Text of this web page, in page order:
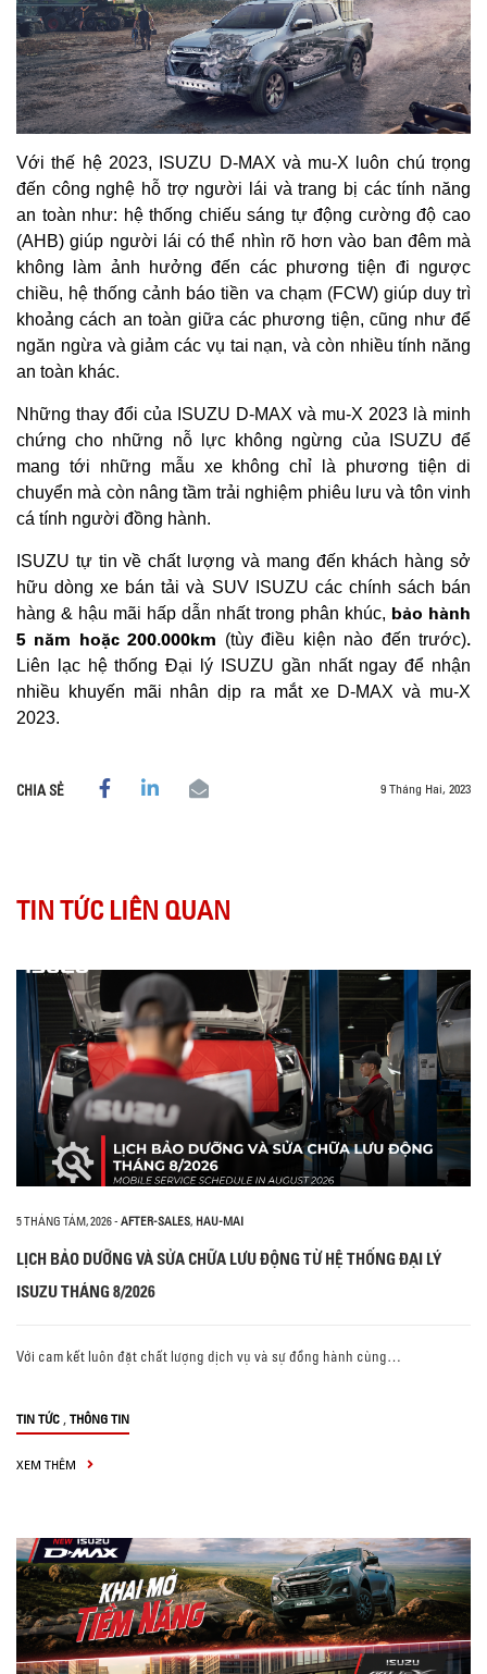
Với thế hệ 2023, ISUZU D-MAX và mu-X luôn chú trọng
đến công nghệ hỗ trợ người lái và trang bị các tính năng
an toàn như: hệ thống chiếu sáng tự động cường độ cao
(AHB) giúp người lái có thể nhìn rõ hơn vào ban đêm mà
không làm ảnh hưởng đến các phương tiện đi ngược
chiều, hệ thống cảnh báo tiền va chạm (FCW) giúp duy trì
khoảng cách an toàn giữa các phương tiện, cũng như để
ngăn ngừa và giảm các vụ tai nạn, và còn nhiều tính năng
an toàn khác.
Những thay đổi của ISUZU D-MAX và mu-X 2023 là minh
chứng cho những nỗ lực không ngừng của ISUZU để
mang tới những mẫu xe không chỉ là phương tiện di
chuyển mà còn nâng tầm trải nghiệm phiêu lưu và tôn vinh
cá tính người đồng hành.
ISUZU tự tin về chất lượng và mang đến khách hàng sở
hữu dòng xe bán tải và SUV ISUZU các chính sách bán
hàng & hậu mãi hấp dẫn nhất trong phân khúc, bảo hành
5 năm hoặc 200.000km (tùy điều kiện nào đến trước).
Liên lạc hệ thống Đại lý ISUZU gần nhất ngay để nhận
nhiều khuyến mãi nhân dịp ra mắt xe D-MAX và mu-X
2023.
CHIA SẺ 9 Tháng Hai, 2023
TIN TỨC LIÊN QUAN
5 THÁNG TÁM, 2026- AFTER-SALES, HAU-MAI
LỊCH BẢO DƯỠNG VÀ SỬA CHỮA LƯU ĐỘNG TỪ HỆ THỐNG ĐẠI LÝ
ISUZU THÁNG 8/2026
Với cam kết luôn đặt chất lượng dịch vụ và sự đồng hành cùng…
TIN TỨC , THÔNG TIN
XEM THÊM